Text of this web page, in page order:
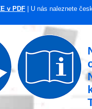
v PDF | U nás naleznete